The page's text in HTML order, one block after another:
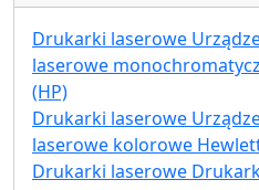
Drukarki laserowe
laserowe
(HP)
Drukarki laserowe
laserowe kolorowe
Drukarki laserowe